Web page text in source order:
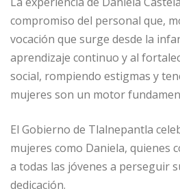
compromiso del personal que,
vocación que surge desde la
aprendizaje continuo y al
social, rompiendo estigmas y
mujeres son un motor
El Gobierno de Tlalnepantla
mujeres como Daniela, quienes
a todas las jóvenes a perseguir
dedicación.